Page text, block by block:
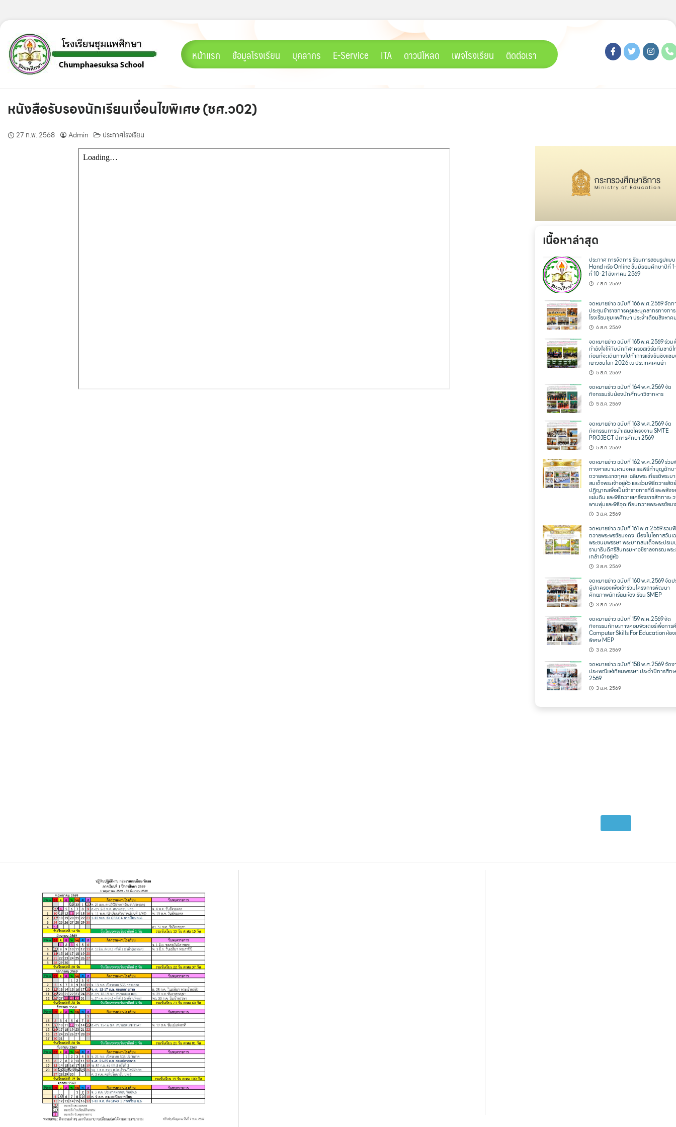
content
หน้าแรก ข้อมูลโรงเรียน บุคลากร E-Service ITA ดาวน์โหลด เพจโรงเรียน ติดต่อเรา
หนังสือรับรองนักเรียนเงื่อนไขพิเศษ (ชศ.ว02)
27 ก.พ. 2568 Admin ประกาศโรงเรียน
เนื้อหาล่าสุด
ประกาศ การจัดการเรียนการสอนรูปแบ
Hand หรือ Online ชั้นมัธยมศึกษาปีที่
ที่ 10-21 สิงหาคม 2569
7 ส.ค. 2569
จดหมายข่าว ฉบับที่ 166 พ.ศ.2569 จัดก
ประชุมข้าราชการครูและบุคลากรทางกา
โรงเรียนชุมแพศึกษา ประจำเดือนสิงหาค
6 ส.ค. 2569
จดหมายข่าว ฉบับที่ 165 พ.ศ.2569 ร่วม
กำลังใจให้กับนักกีฬาครอสเวิร์ดทีมชาติ
ก่อนที่จะเดินทางไปทำการแข่งขันชิงแช
เยาวชนโลก 2026 ณ ประเทศเคนย่า
5 ส.ค. 2569
จดหมายข่าว ฉบับที่ 164 พ.ศ.2569 จัด
กิจกรรมรับน้องนักศึกษาวิชาทหาร
5 ส.ค. 2569
จดหมายข่าว ฉบับที่ 163 พ.ศ.2569 จัด
กิจกรรมการนำเสนอโครงงาน SMTE
PROJECT ปีการศึกษา 2569
5 ส.ค. 2569
จดหมายข่าว ฉบับที่ 162 พ.ศ.2569 ร่วม
ทางศาสนามหามงคลและพิธีทำบุญตักบ
ถวายพระราชกุศล เฉลิมพระเกียรติพระบ
สมเด็จพระเจ้าอยู่หัว และร่วมพิธีถวายสัต
ปฏิญาณเพื่อเป็นข้าราชการที่ดีและพลังข
แผ่นดิน และพิธีถวายเครื่องราชสักการะ
พานพุ่มและพิธีจุดเทียนถวายพระพรชัยม
3 ส.ค. 2569
จดหมายข่าว ฉบับที่ 161 พ.ศ.2569 รวม
ถวายพระพรชัยมงคง เนื่องในโอกาสวันเ
พระชนมพรรษา พระบาทสมเด็จพระปรเ
รามาธิบดีศรีสินทรมหาวชิราลงกรณ พร
เกล้าเจ้าอยู่หัว
3 ส.ค. 2569
จดหมายข่าว ฉบับที่ 160 พ.ศ.2569 จัดป
ผู้ปกครองเพื่อเข้าร่วมโครงการพัฒนา
ศักยภาพนักเรียนห้องเรียน SMEP
3 ส.ค. 2569
จดหมายข่าว ฉบับที่ 159 พ.ศ.2569 จัด
กิจกรรมทักษะทางคอมพิวเตอร์เพื่อการ
Computer Skills For Education ห้อง
พิเศษ MEP
3 ส.ค. 2569
จดหมายข่าว ฉบับที่ 158 พ.ศ.2569 จัดง
ประเพณีแห่เทียนพรรษา ประจำปีการศึก
2569
3 ส.ค. 2569